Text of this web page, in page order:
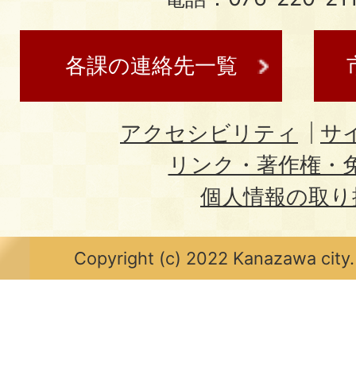
各課の連絡先一覧
アクセシビリティ
サ
リンク・著作権・
個人情報の取
Copyright (c) 2022 Kanazawa